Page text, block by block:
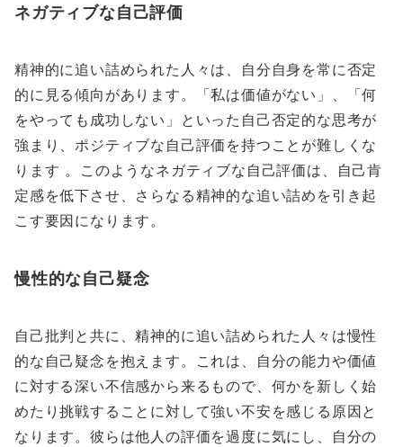
ネガティブな自己評価
精神的に追い詰められた人々は、自分自身を常に否定
的に見る傾向があります。「私は価値がない」、「何
をやっても成功しない」といった自己否定的な思考が
強まり、ポジティブな自己評価を持つことが難しくな
ります 。このようなネガティブな自己評価は、自己肯
定感を低下させ、さらなる精神的な追い詰めを引き起
こす要因になります。
慢性的な自己疑念
自己批判と共に、精神的に追い詰められた人々は慢性
的な自己疑念を抱えます。これは、自分の能力や価値
に対する深い不信感から来るもので、何かを新しく始
めたり挑戦することに対して強い不安を感じる原因と
なります。彼らは他人の評価を過度に気にし、自分の